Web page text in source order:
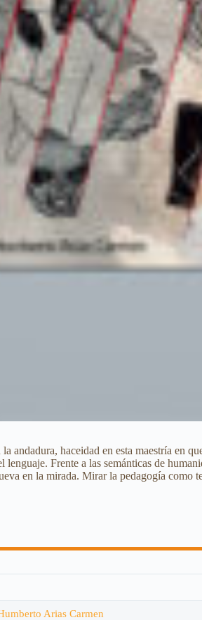
andadura, haceidad en esta maestría en
Frente a las semánticas de
en la mirada. Mirar la pedagogía como
Arias Carmen